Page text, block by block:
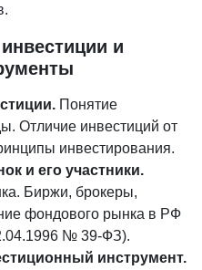
и
Понятие
Отличие инвестиций от
инвестирования.
и его участники.
Биржи, брокеры,
фондового рынка в РФ
№ 39-ФЗ).
инструмент.